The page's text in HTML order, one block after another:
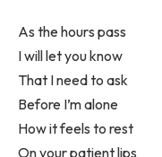
As the hours pass
I will let you know
That I need to ask
Before I’m alone
How it feels to rest
On your patient lips